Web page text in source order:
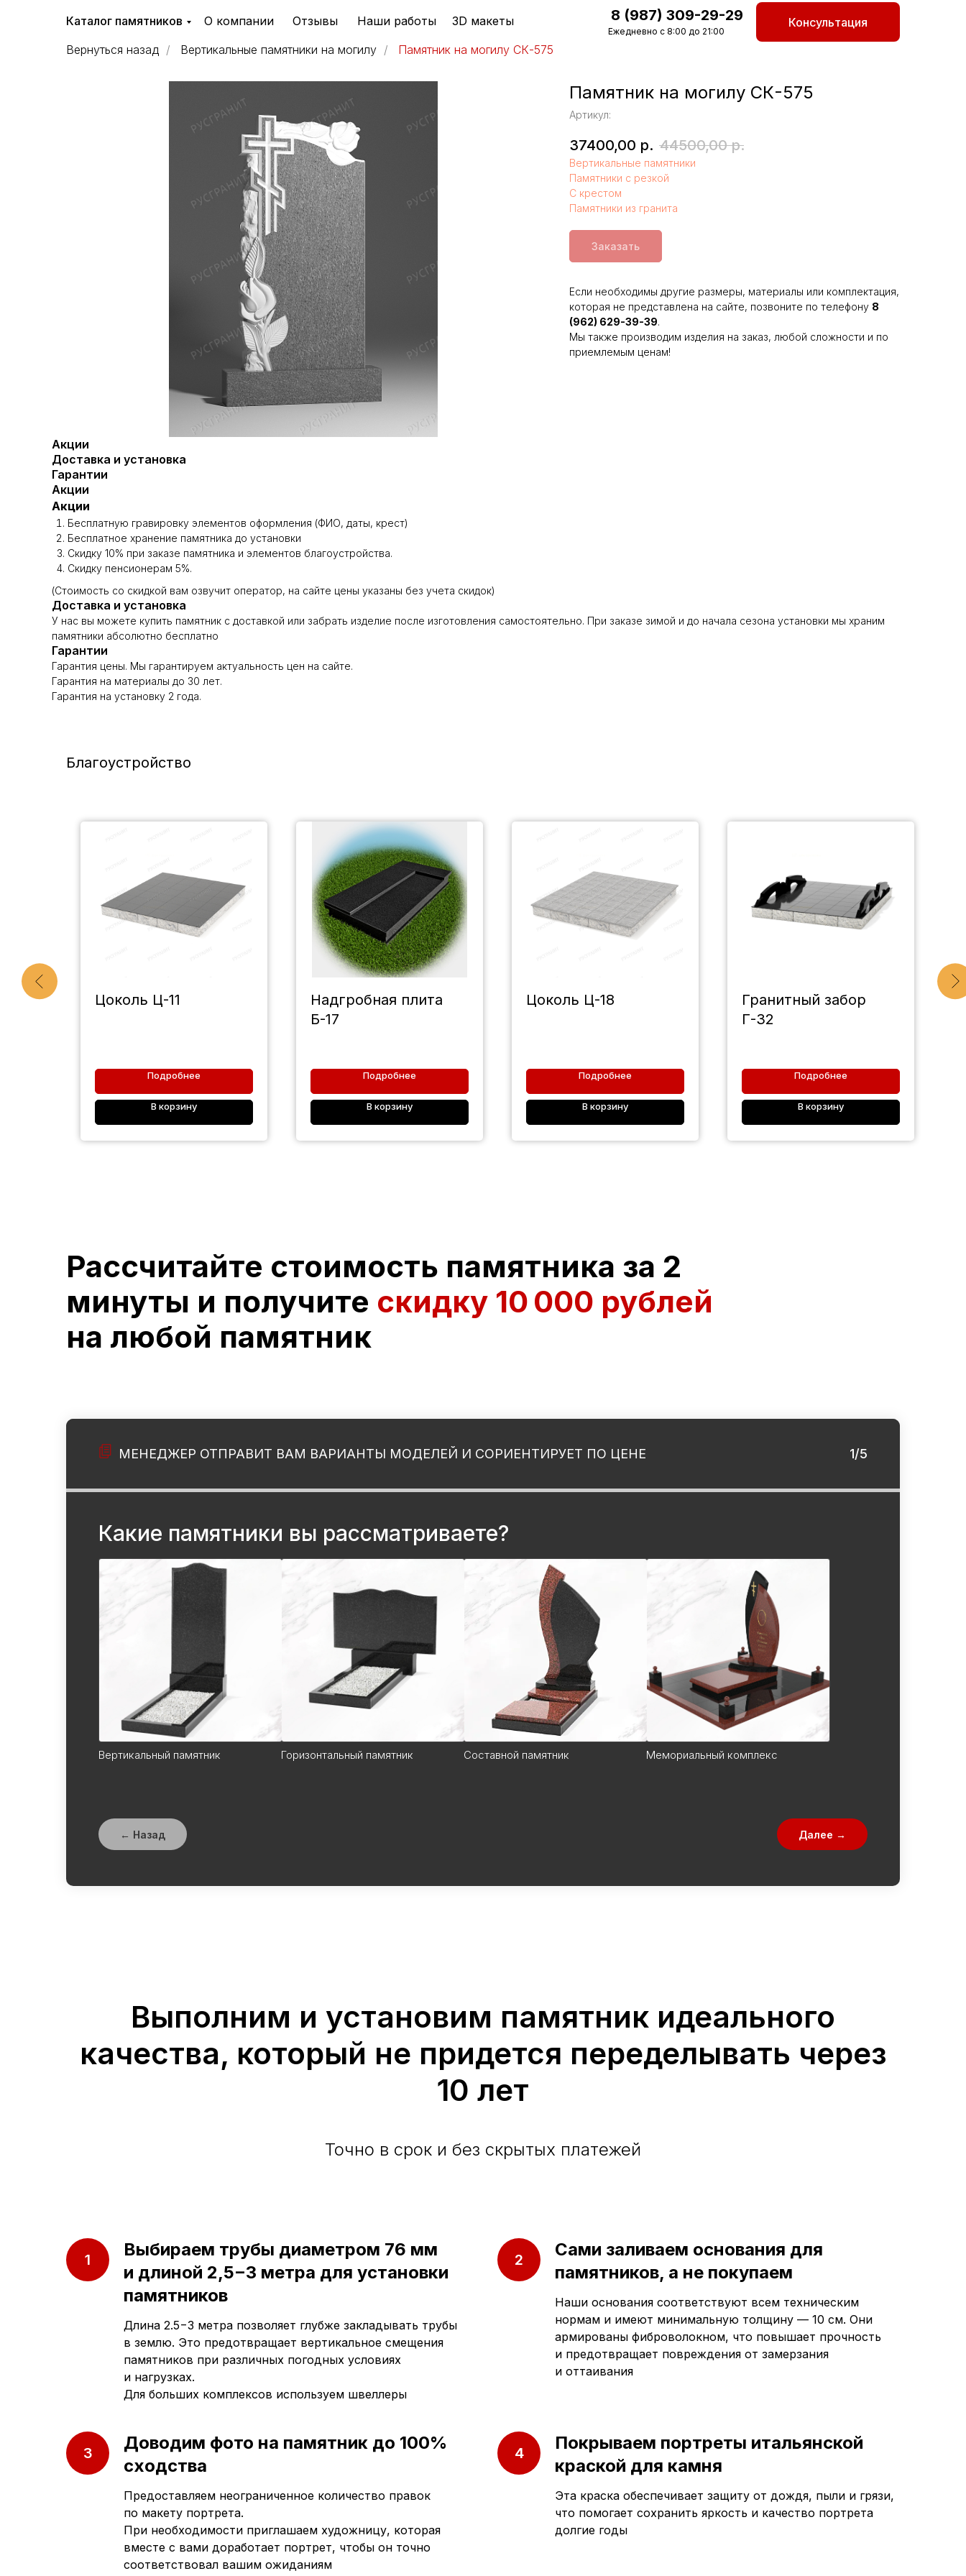
Каталог памятников О компании Отзывы Наши работы 3D макеты Консультация
8 (987) 309-29-29
Ежедневно с 8:00 до 21:00
Вернуться назад / Вертикальные памятники на могилу / Памятник на могилу СК-575
Памятник на могилу СК-575
Артикул:
37400,00 р. 44500,00 р.
Вертикальные памятники
Памятники с резкой
С крестом
Памятники из гранита
Заказать
Если необходимы другие размеры, материалы или комплектация,
которая не представлена на сайте, позвоните по телефону 8
(962) 629-39-39.
Мы также производим изделия на заказ, любой сложности и по
приемлемым ценам!
Акции
Доставка и установка
Гарантии
Акции
Акции
Бесплатную гравировку элементов оформления (ФИО, даты, крест)
Бесплатное хранение памятника до установки
Скидку 10% при заказе памятника и элементов благоустройства.
Скидку пенсионерам 5%.
(Стоимость со скидкой вам озвучит оператор, на сайте цены указаны без учета скидок)
Доставка и установка
У нас вы можете купить памятник с доставкой или забрать изделие после изготовления самостоятельно. При заказе зимой и до начала сезона установки мы храним
памятники абсолютно бесплатно
Гарантии
Гарантия цены. Мы гарантируем актуальность цен на сайте.
Гарантия на материалы до 30 лет.
Гарантия на установку 2 года.
Благоустройство
Цоколь Ц-11
Подробнее
В корзину
Надгробная плита
Б-17
Подробнее
В корзину
Цоколь Ц-18
Подробнее
В корзину
Гранитный забор
Г-32
Подробнее
В корзину
Какие памятники вы рассматриваете?
Вертикальный памятник Составной памятник Мемориальный
комплекс
Рассчитайте стоимость памятника за 2
минуты и получите скидку 10 000 рублей
на любой памятник
МЕНЕДЖЕР ОТПРАВИТ ВАМ ВАРИАНТЫ МОДЕЛЕЙ И СОРИЕНТИРУЕТ ПО ЦЕНЕ 1/5
Какие памятники вы рассматриваете?
Вертикальный памятник Горизонтальный памятник Составной памятник Мемориальный комплекс
← Назад Далее →
Выполним и установим памятник идеального
качества, который не придется переделывать через
10 лет
Точно в срок и без скрытых платежей
Выбираем трубы диаметром 76 мм
и длиной 2,5−3 метра для установки
памятников
Длина 2.5−3 метра позволяет глубже закладывать трубы
в землю. Это предотвращает вертикальное смещения
памятников при различных погодных условиях
и нагрузках.
Для больших комплексов используем швеллеры
Сами заливаем основания для
памятников, а не покупаем
Наши основания соответствуют всем техническим
нормам и имеют минимальную толщину — 10 см. Они
армированы фиброволокном, что повышает прочность
и предотвращает повреждения от замерзания
и оттаивания
Доводим фото на памятник до 100%
сходства
Предоставляем неограниченное количество правок
по макету портрета.
При необходимости приглашаем художницу, которая
вместе с вами доработает портрет, чтобы он точно
соответствовал вашим ожиданиям
Покрываем портреты итальянской
краской для камня
Эта краска обеспечивает защиту от дождя, пыли и грязи,
что помогает сохранить яркость и качество портрета
долгие годы